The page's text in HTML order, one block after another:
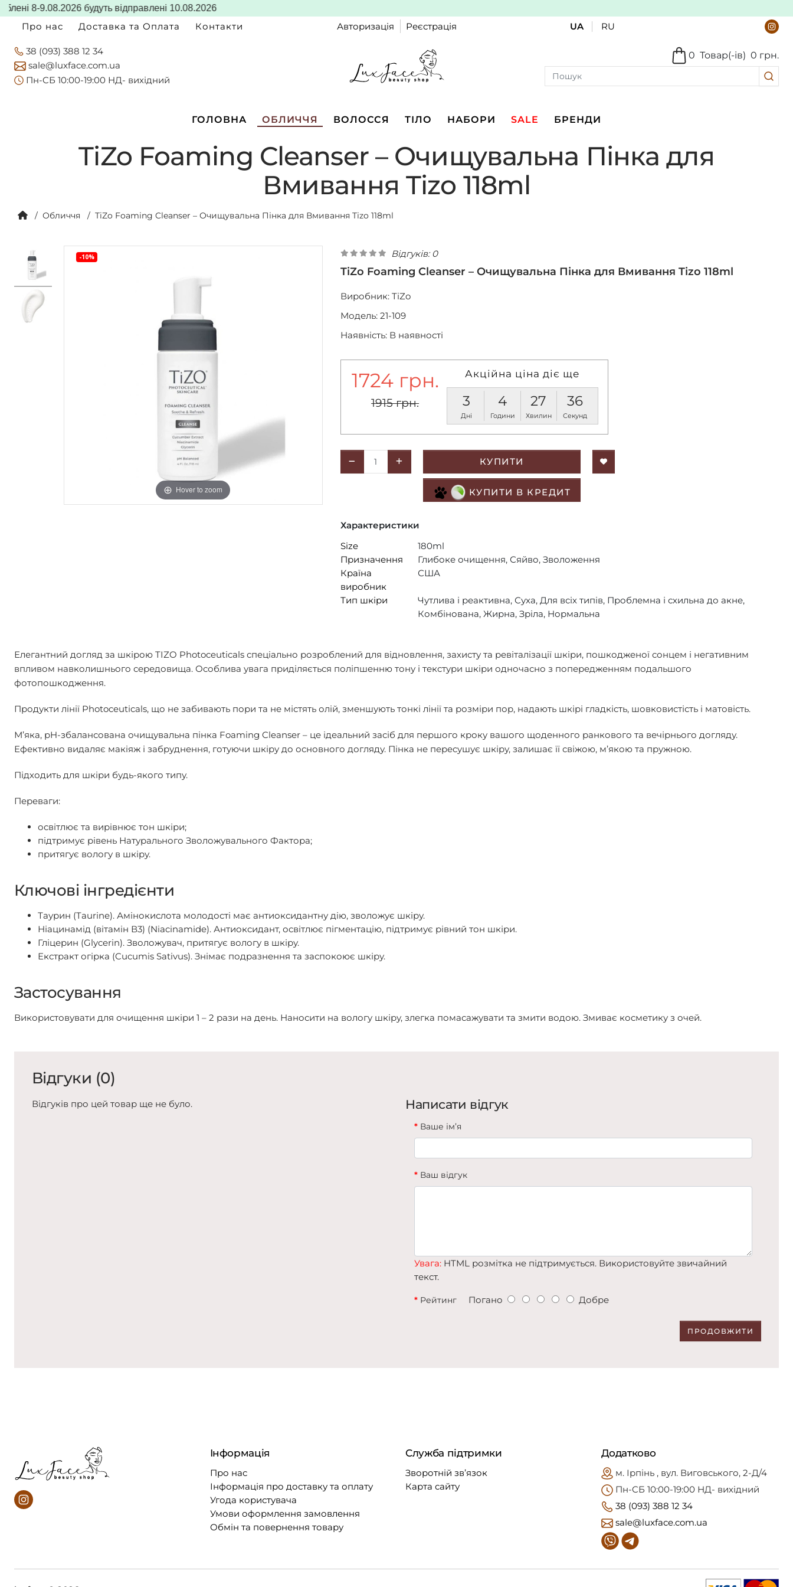
8-9.08.2026 будуть відправлені 10.08.2026
Про нас Доставка та Оплата Контакти Авторизація Реєстрація UA RU
38 (093) 388 12 34
sale@luxface.com.ua
Пн-CБ 10:00-19:00 НД- вихідний
Товар(-ів)
0 0 грн.
ГОЛОВНА ОБЛИЧЧЯ ВОЛОССЯ ТІЛО НАБОРИ SALE БРЕНДИ
TiZo Foaming Cleanser – Очищувальна Пінка для
Вмивання Tizo 118ml
Обличчя TiZo Foaming Cleanser – Очищувальна Пінка для Вмивання Tizo 118ml
-10%
Hover to zoom
Відгуків: 0
TiZo Foaming Cleanser – Очищувальна Пінка для Вмивання Tizo 118ml
Виробник: TiZo
Модель: 21-109
Наявність: В наявності
1724 грн.
1915 грн.
Акційна ціна діє ще
3
Дні
4
Години
27
Хвилин
36
Секунд
КУПИТИ
КУПИТИ В КРЕДИТ
Характеристики
Size
180ml
Призначення
Глибоке очищення, Сяйво, Зволоження
Країна
виробник
США
Тип шкіри
Чутлива і реактивна, Суха, Для всіх типів, Проблемна і схильна до акне,
Комбінована, Жирна, Зріла, Нормальна
Елегантний догляд за шкірою TIZO Photoceuticals спеціально розроблений для відновлення, захисту та ревіталізації шкіри, пошкодженої сонцем і негативним
впливом навколишнього середовища. Особлива увага приділяється поліпшенню тону і текстури шкіри одночасно з попередженням подальшого
фотопошкодження.
Продукти лінії Photoceuticals, що не забивають пори та не містять олій, зменшують тонкі лінії та розміри пор, надають шкірі гладкість, шовковистість і матовість.
М’яка, pH-збалансована очищувальна пінка Foaming Cleanser – це ідеальний засіб для першого кроку вашого щоденного ранкового та вечірнього догляду.
Ефективно видаляє макіяж і забруднення, готуючи шкіру до основного догляду. Пінка не пересушує шкіру, залишає її свіжою, м’якою та пружною.
Підходить для шкіри будь-якого типу.
Переваги:
освітлює та вирівнює тон шкіри;
підтримує рівень Натурального Зволожувального Фактора;
притягує вологу в шкіру.
Ключові інгредієнти
Таурин (Taurine). Амінокислота молодості має антиоксидантну дію, зволожує шкіру.
Ніацинамід (вітамін В3) (Niacinamide). Антиоксидант, освітлює пігментацію, підтримує рівний тон шкіри.
Гліцерин (Glycerin). Зволожувач, притягує вологу в шкіру.
Екстракт огірка (Cucumis Sativus). Знімає подразнення та заспокоює шкіру.
Застосування
Використовувати для очищення шкіри 1 – 2 рази на день. Наносити на вологу шкіру, злегка помасажувати та змити водою. Змиває косметику з очей.
Відгуки (0)
Відгуків про цей товар ще не було. Написати відгук
Ваше ім’я
Ваш відгук
Увага: HTML розмітка не підтримується. Використовуйте звичайний
текст.
Рейтинг Погано Добре
ПРОДОВЖИТИ
Інформація
Про нас
Інформація про доставку та оплату
Угода користувача
Умови оформлення замовлення
Обмін та повернення товару
Служба підтримки
Зворотній зв’язок
Карта сайту
Додатково
м. Ірпінь , вул. Виговського, 2-Д/4
Пн-CБ 10:00-19:00 НД- вихідний
38 (093) 388 12 34
sale@luxface.com.ua